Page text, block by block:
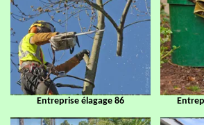
Entreprise élagage 86